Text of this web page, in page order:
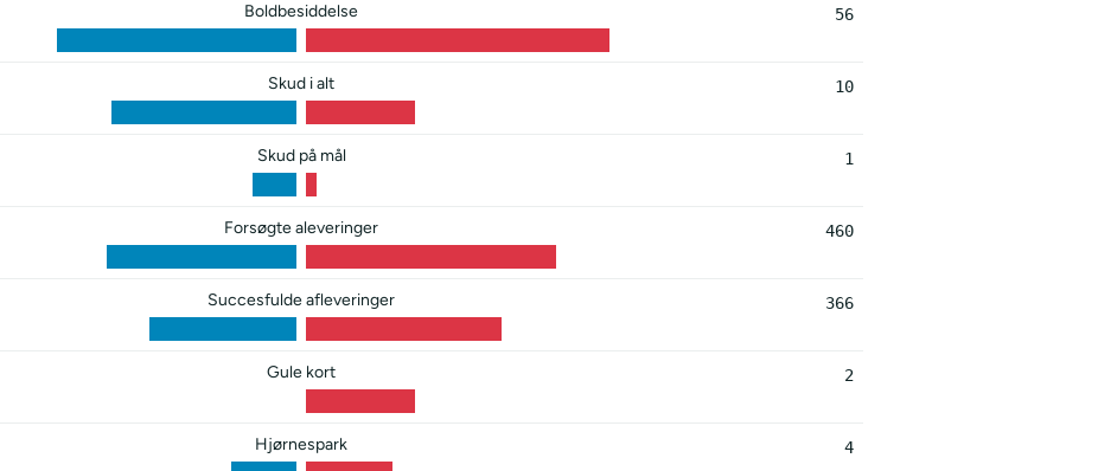
Boldbesiddelse 56
Skud i alt 10
Skud på mål 1
Forsøgte aleveringer 460
Succesfulde afleveringer 366
Gule kort 2
Hjørnespark 4